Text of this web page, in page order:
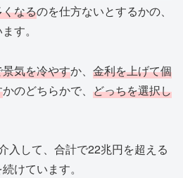
なるのを仕方ないとするかの、
す。
気を冷やすか、 金利を上げて個
かのどちらかで、 どっちを選択し
入して、合計で22兆円を超える
けています。